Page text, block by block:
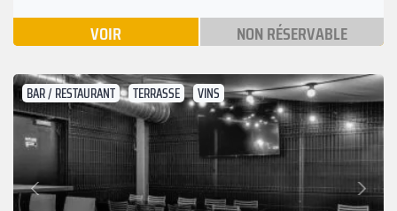
VOIR NON RÉSERVABLE
BAR / RESTAURANT TERRASSE VINS
Précédent
Suivant